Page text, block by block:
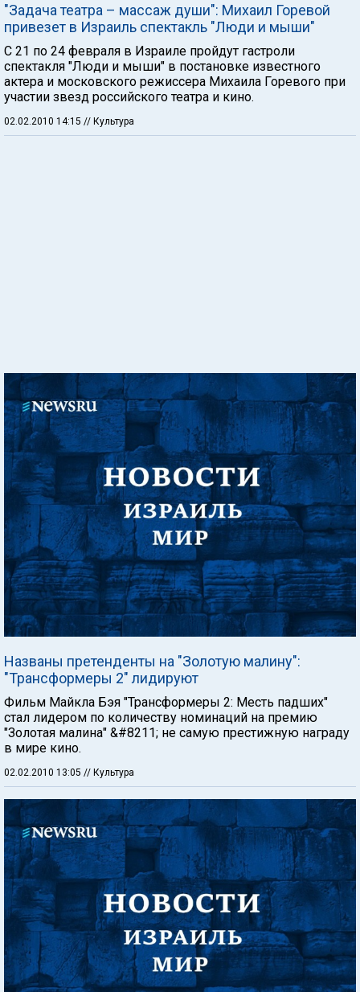
"Задача театра – массаж души": Михаил Горевой
привезет в Израиль спектакль "Люди и мыши"
С 21 по 24 февраля в Израиле пройдут гастроли
спектакля "Люди и мыши" в постановке известного
актера и московского режиссера Михаила Горевого при
участии звезд российского театра и кино.
02.02.2010 14:15 // Культура
Названы претенденты на "Золотую малину":
"Трансформеры 2" лидируют
Фильм Майкла Бэя "Трансформеры 2: Месть падших"
стал лидером по количеству номинаций на премию
"Золотая малина" &#8211; не самую престижную награду
в мире кино.
02.02.2010 13:05 // Культура